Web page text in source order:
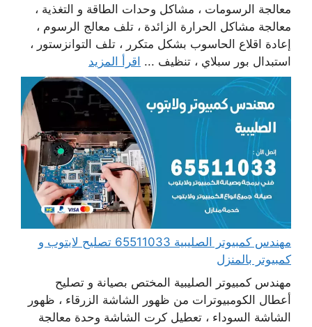
معالجة الرسومات ، مشاكل وحدات الطاقة و التغذية ،
معالجة مشاكل الحرارة الزائدة ، تلف معالج الرسوم ،
إعادة اقلاع الحاسوب بشكل متكرر ، تلف التوانزستور ،
استبدال بور سبلاي ، تنظيف ... اقرأ المزيد
مهندس كمبيوتر الصليبية 65511033 تصليح لابتوب و
كمبيوتر بالمنزل
مهندس كمبيوتر الصليبية المختص بصيانة و تصليح
أعطال الكومبيوترات من ظهور الشاشة الزرقاء ، ظهور
الشاشة السوداء ، تعطيل كرت الشاشة وحدة معالجة